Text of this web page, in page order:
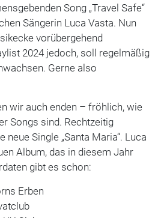
Song „Travel Safe“
Sängerin Luca Vasta. Nun
vorübergehend
2024 jedoch, soll regelmäßig
Gerne also
wir auch enden – fröhlich, wie
Songs sind. Rechtzeitig
Single „Santa Maria“. Luca
Album, das in diesem Jahr
gibt es schon:
Erben